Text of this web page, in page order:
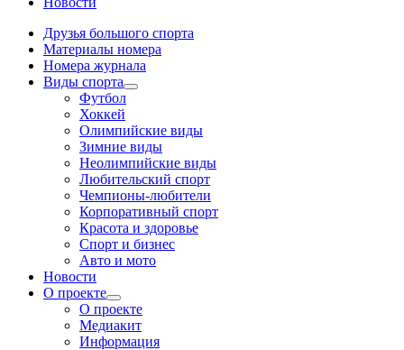
Друзья большого спорта
Материалы номера
Номера журнала
Виды спорта
Футбол
Хоккей
Олимпийские виды
Зимние виды
Неолимпийские виды
Любительский спорт
Чемпионы-любители
Корпоративный спорт
Красота и здоровье
Спорт и бизнес
Авто и мото
Новости
О проекте
О проекте
Медиакит
Информация